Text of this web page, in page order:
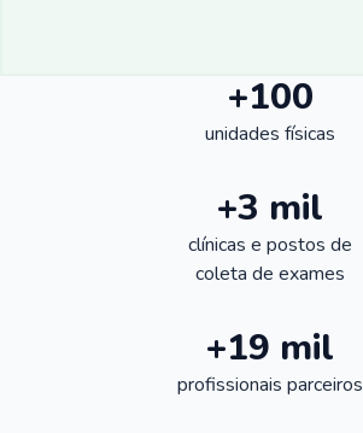
+100
unidades físicas
+3 mil
clínicas e postos de
coleta de exames
+19 mil
profissionais parceiros